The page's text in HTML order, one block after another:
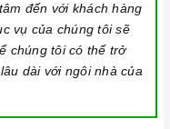
đến với khách hàng
vụ của chúng tôi sẽ
chúng tôi có thể trở
dài với ngôi nhà của